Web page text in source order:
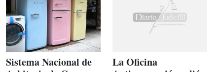
Sistema Nacional de
La Oficina